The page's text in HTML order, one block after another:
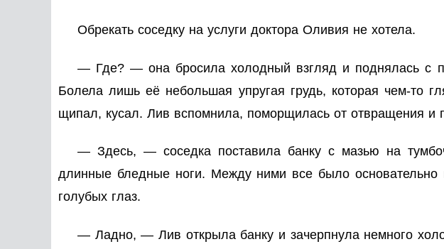
Обрекать соседку на услуги доктора Оливия не хотела.
— Где? — она бросила холодный взгляд и поднялась с
Болела лишь её небольшая упругая грудь, которая чем-то
щипал, кусал. Лив вспомнила, поморщилась от отвращения и
— Здесь, — соседка поставила банку с мазью на
длинные бледные ноги. Между ними все было
голубых глаз.
— Ладно, — Лив открыла банку и зачерпнула немного